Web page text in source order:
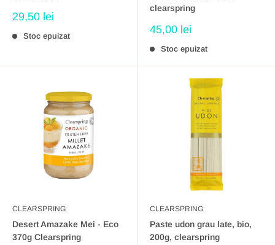
Preț
29,50 lei
Stoc epuizat
clearspring
Preț
45,00 lei
Stoc epuizat
CLEARSPRING
Desert Amazake Mei - Eco
370g Clearspring
CLEARSPRING
Paste udon grau late, bio,
200g, clearspring